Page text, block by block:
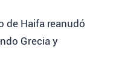
de Haifa reanudó
Grecia y